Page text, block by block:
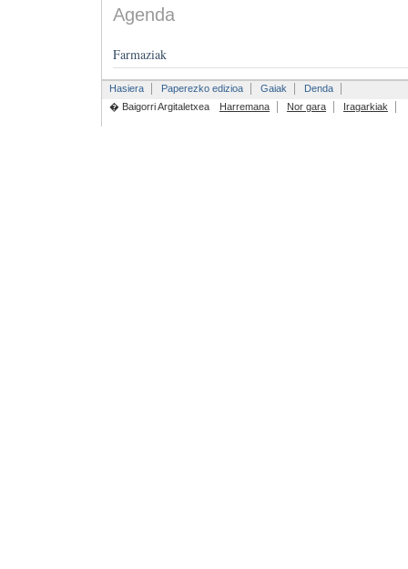
Agenda
Farmaziak
Hasiera Paperezko edizioa Gaiak
Denda
� Baigorri Argitaletxea
Harremana Nor gara Iragarkiak